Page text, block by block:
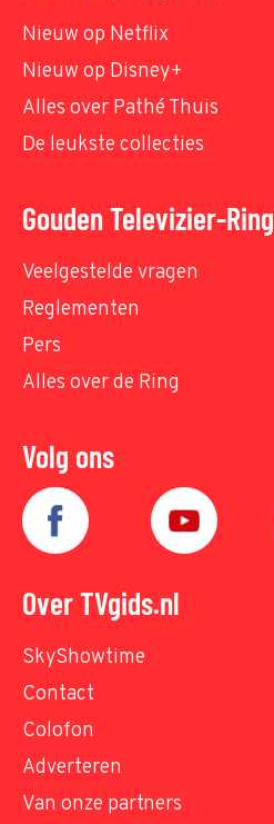
Nieuw op Netflix
Nieuw op Disney+
Alles over Pathé Thuis
De leukste collecties
Gouden Televizier-Ring
Veelgestelde vragen
Reglementen
Pers
Alles over de Ring
Volg ons
Over TVgids.nl
SkyShowtime
Contact
Colofon
Adverteren
Van onze partners